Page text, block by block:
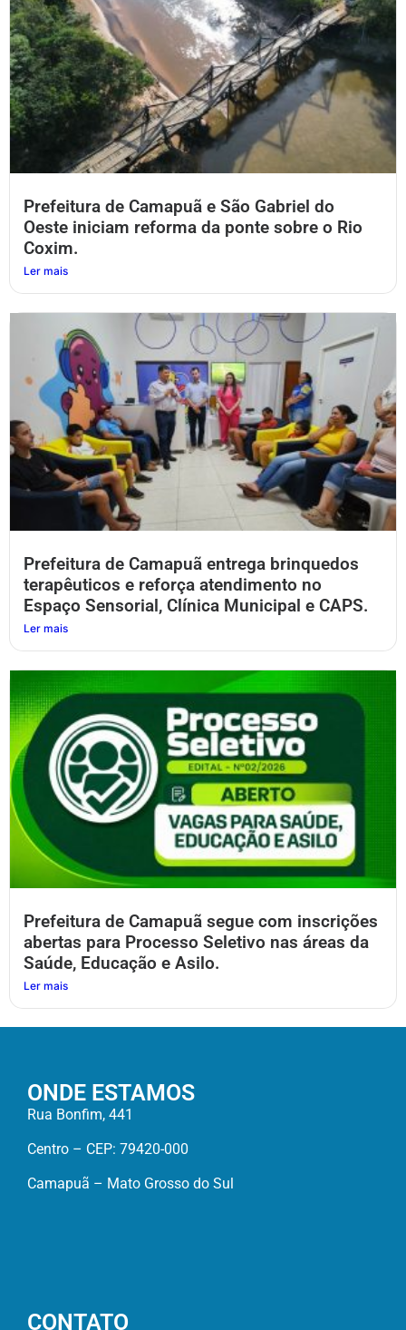
Prefeitura de Camapuã e São Gabriel do
Oeste iniciam reforma da ponte sobre o Rio
Coxim.
Ler mais
Prefeitura de Camapuã entrega brinquedos
terapêuticos e reforça atendimento no
Espaço Sensorial, Clínica Municipal e CAPS.
Ler mais
Prefeitura de Camapuã segue com inscrições
abertas para Processo Seletivo nas áreas da
Saúde, Educação e Asilo.
Ler mais
ONDE ESTAMOS
Rua Bonfim, 441
Centro – CEP: 79420-000
Camapuã – Mato Grosso do Sul
CONTATO